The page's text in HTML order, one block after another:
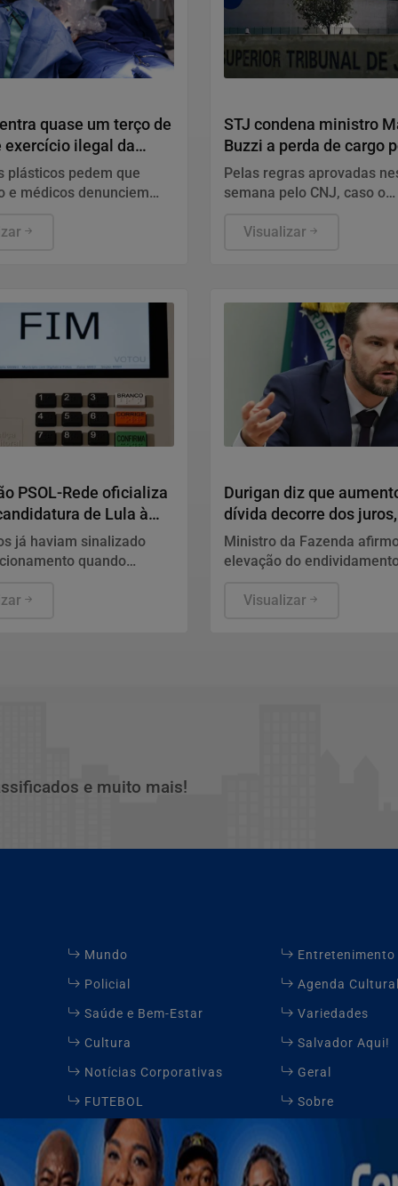
quase um terço de
exercício ilegal da
plásticos pedem que
e médicos denunciem
Brasileira de Cirurgia
STJ condena ministro
Buzzi a perda de cargo
crimes sexuais
Pelas regras aprovadas
semana pelo CNJ, caso o
ele continua afastado do
Visualizar
PSOL-Rede oficializa
de Lula à
já haviam sinalizado
quando
de semana.
Durigan diz que
dívida decorre dos
gastos
Ministro da Fazenda
elevação do
defendeu a política fiscal
Visualizar
e muito mais!
Mundo
Entretenimento
Policial
Agenda
Saúde e Bem-Estar
Variedades
Cultura
Salvador Aqui!
Notícias Corporativas
Geral
FUTEBOL
Sobre
Contato